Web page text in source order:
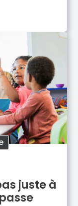
juste à